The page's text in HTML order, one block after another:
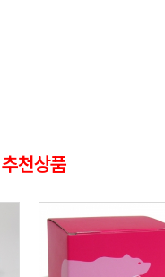
추천상품